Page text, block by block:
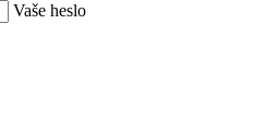
Vaše heslo